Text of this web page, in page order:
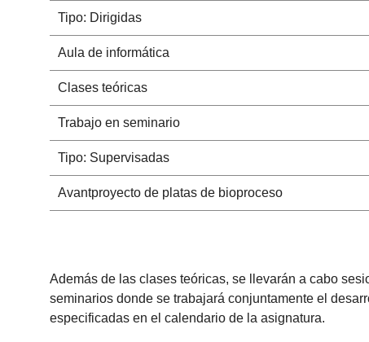
Tipo: Dirigidas
Aula de informática
Clases teóricas
Trabajo en seminario
Tipo: Supervisadas
Avantproyecto de platas de bioproceso
Además de las clases teóricas, se llevarán a cabo
seminarios donde se trabajará conjuntamente el
especificadas en el calendario de la asignatura.